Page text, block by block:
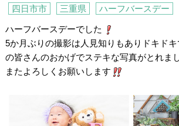
四日市市 三重県 ハーフバースデー
ハーフバースデーでした
5か月ぶりの撮影は人見知りもありドキド
の皆さんのおかげでステキな写真がとれま
またよろしくお願いします